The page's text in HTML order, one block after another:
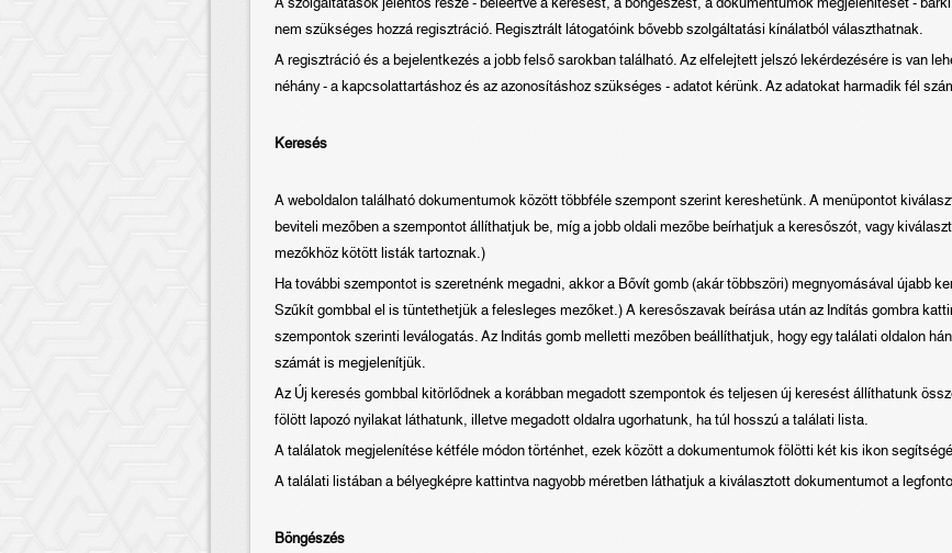
nem szükséges hozzá regisztráció. Regisztrált látogatóink bővebb szolgáltatási kínálatból választhatnak.
A regisztráció és a bejelentkezés a jobb felső sarokban található. Az elfelejtett jelszó lekérdezésére is van
néhány - a kapcsolattartáshoz és az azonosításhoz szükséges - adatot kérünk. Az adatokat harmadik fél
Keresés
A weboldalon található dokumentumok között többféle szempont szerint kereshetünk. A menüpontot
beviteli mezőben a szempontot állíthatjuk be, míg a jobb oldali mezőbe beírhatjuk a keresőszót, vagy
mezőkhöz kötött listák tartoznak.)
Ha további szempontot is szeretnénk megadni, akkor a Bővít gomb (akár többszöri) megnyomásával újabb
Szűkít gombbal el is tüntethetjük a felesleges mezőket.) A keresőszavak beírása után az Indítás gombra
szempontok szerinti leválogatás. Az Inditás gomb melletti mezőben beállíthatjuk, hogy egy találati oldalon
számát is megjelenítjük.
Az Új keresés gombbal kitörlődnek a korábban megadott szempontok és teljesen új keresést állíthatunk
fölött lapozó nyilakat láthatunk, illetve megadott oldalra ugorhatunk, ha túl hosszú a találati lista.
A találatok megjelenítése kétféle módon történhet, ezek között a dokumentumok fölötti két kis ikon
A találati listában a bélyegképre kattintva nagyobb méretben láthatjuk a kiválasztott dokumentumot a
Böngészés